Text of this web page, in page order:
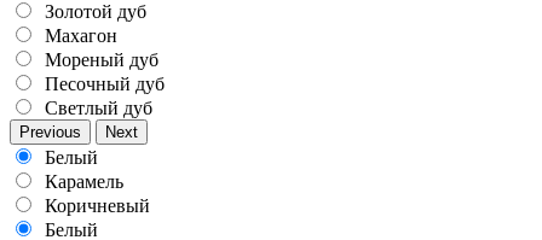
Золотой дуб
Махагон
Мореный дуб
Песочный дуб
Светлый дуб
Previous Next
Белый
Карамель
Коричневый
Белый